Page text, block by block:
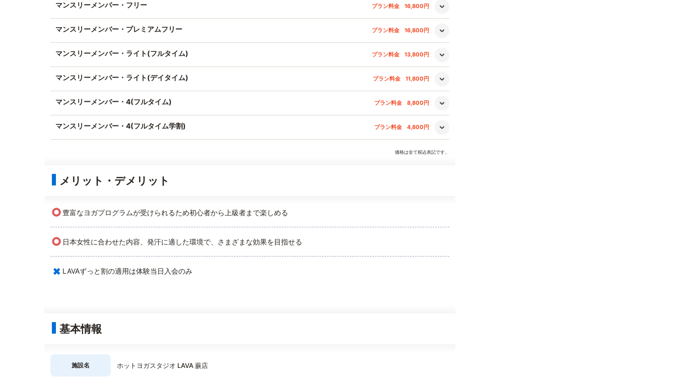
マンスリーメンバー・フリー プラン料金 16,800円
マンスリーメンバー・プレミアムフリー プラン料金 16,800円
マンスリーメンバー・ライト(フルタイム) プラン料金 13,800円
マンスリーメンバー・ライト(デイタイム) プラン料金 11,800円
マンスリーメンバー・4(フルタイム) プラン料金 8,800円
マンスリーメンバー・4(フルタイム学割) プラン料金 4,800円
価格は全て税込表記です。
メリット・デメリット
○ 豊富なヨガプログラムが受けられるため初心者から上級者まで楽しめる
○ 日本女性に合わせた内容、発汗に適した環境で、さまざまな効果を目指せる
× LAVAずっと割の適用は体験当日入会のみ
基本情報
施設名 ホットヨガスタジオ LAVA 蕨店